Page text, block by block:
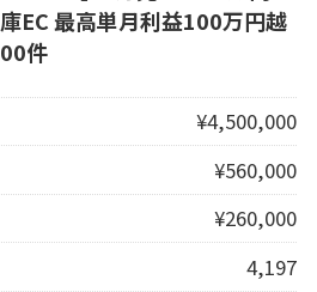
EC 最高単月利益100万円越
件
¥4,500,000
¥560,000
¥260,000
4,197